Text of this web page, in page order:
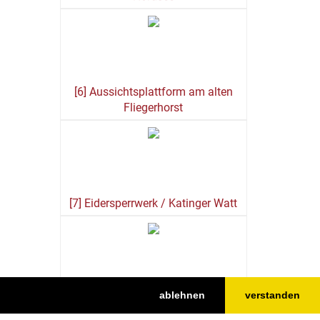
ablehnen verstanden
[6] Aussichtsplattform am alten
Fliegerhorst
[7] Eidersperrwerk / Katinger Watt
[8] Multimar Wattforum